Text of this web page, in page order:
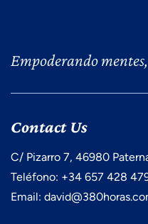
Empoderando
Contact Us
C/ Pizarro 7, 46980
Teléfono: +34 657 428
Email: